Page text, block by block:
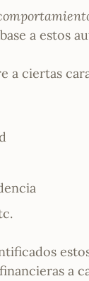
a estos
a ciertas
a